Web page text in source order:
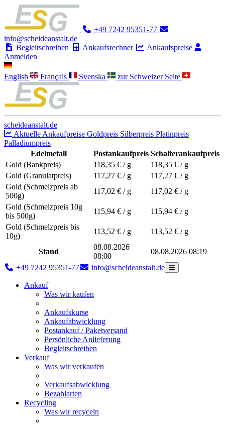
+49 7242 95351-77
info@scheideanstalt.de
Begleitschreiben
Ankaufsrechner
Ankaufspreise
Anmelden
English Français Svenska zur Schweizer Seite
scheideanstalt.de
Aktuelle Ankaufpreise Goldpreis Silberpreis Platinpreis
Palladiumpreis
Edelmetall
Postankaufpreis Schalterankaufpreis
Gold (Bankpreis)
118,35 € / g 118,35 € / g
Gold (Granulatpreis)
117,27 € / g 117,27 € / g
Gold (Schmelzpreis ab
500g)
117,02 € / g 117,02 € / g
Gold (Schmelzpreis 10g
bis 500g)
115,94 € / g 115,94 € / g
Gold (Schmelzpreis bis
10g)
113,52 € / g 113,52 € / g
Stand
08.08.2026
08:00
08.08.2026 08:19
+49 7242 95351-77 info@scheideanstalt.de
Ankauf
Was wir kaufen
Ankaufskurse
Ankaufabwicklung
Postankauf / Paketversand
Persönliche Anlieferung
Begleitschreiben
Verkauf
Was wir verkaufen
Verkaufsabwicklung
Bezahlarten
Recycling
Was wir recyceln